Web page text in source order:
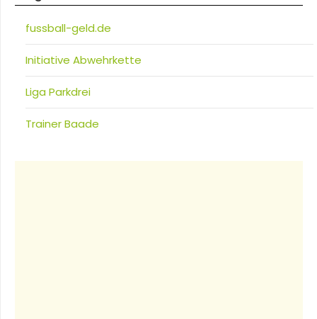
fussball-geld.de
Initiative Abwehrkette
Liga Parkdrei
Trainer Baade